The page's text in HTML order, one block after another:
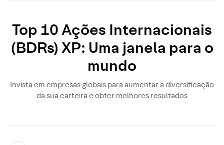
Top 10 Ações Internacionais
(BDRs) XP: Uma janela para o
mundo
Invista em empresas globais para aumentar a diversificação
da sua carteira e obter melhores resultados